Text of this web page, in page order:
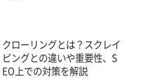
クローリングとは？スクレイ
ピングとの違いや重要性、S
EO上での対策を解説